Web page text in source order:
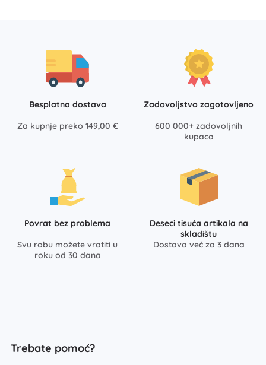
Besplatna dostava
Za kupnje preko 149,00 €
Zadovoljstvo zagotovljeno
600 000+ zadovoljnih
kupaca
Povrat bez problema
Svu robu možete vratiti u
roku od 30 dana
Deseci tisuća artikala na
skladištu
Dostava već za 3 dana
Trebate pomoć?